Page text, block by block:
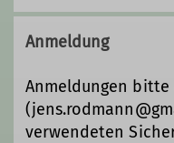
Trainer*in C
Anmeldung
Anmeldungen bitte
verwendeten